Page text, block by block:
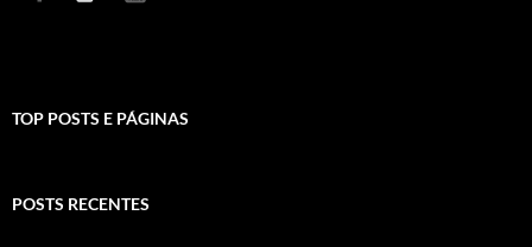
TOP POSTS E PÁGINAS
POSTS RECENTES